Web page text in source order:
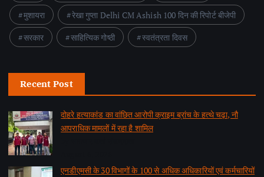
मुशायरा
रेखा गुप्ता Delhi CM Ashish 100 दिन की रिपोर्ट बीजेपी
सरकार
साहित्यिक गोष्ठी स्वतंत्रता दिवस
Recent Post
दोहरे हत्याकांड का वांछित आरोपी क्राइम ब्रांच के हत्थे चढ़ा, नौ
आपराधिक मामलों में रहा है शामिल
एनडीएमसी के 30 विभागों के 100 से अधिक अधिकारियों एवं कर्मचारियों